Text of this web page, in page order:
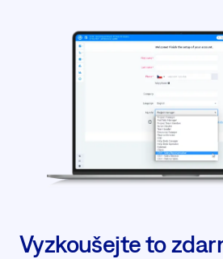
Vyzkoušejte to